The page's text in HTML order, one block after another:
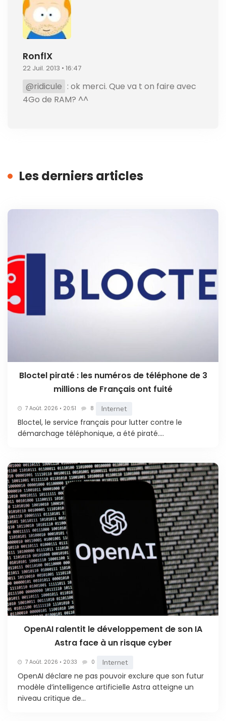
RonflX
22 Juil. 2013 • 16:47
@ridicule : ok merci. Que va t on faire avec
4Go de RAM? ^^
Les derniers articles
Bloctel piraté : les numéros de téléphone de 3
millions de Français ont fuité
7 Août. 2026 • 20:51 8 Internet
Bloctel, le service français pour lutter contre le
démarchage téléphonique, a été piraté....
OpenAI ralentit le développement de son IA
Astra face à un risque cyber
7 Août. 2026 • 20:33 0 Internet
OpenAI déclare ne pas pouvoir exclure que son futur
modèle d’intelligence artificielle Astra atteigne un
niveau critique de...